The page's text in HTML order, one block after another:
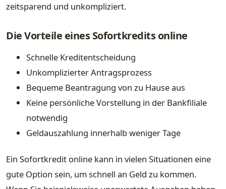
zeitsparend und unkompliziert.
Die Vorteile eines Sofortkredits online
Schnelle Kreditentscheidung
Unkomplizierter Antragsprozess
Bequeme Beantragung von zu Hause aus
Keine persönliche Vorstellung in der Bankfiliale
notwendig
Geldauszahlung innerhalb weniger Tage
Ein Sofortkredit online kann in vielen Situationen eine
gute Option sein, um schnell an Geld zu kommen.